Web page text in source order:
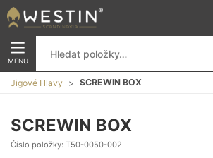
MENU
Jigové Hlavy SCREWIN BOX
SCREWIN BOX
Číslo položky: T50-0050-002